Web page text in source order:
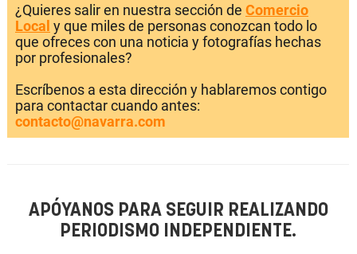
¿Quieres salir en nuestra sección de Comercio
Local y que miles de personas conozcan todo lo
que ofreces con una noticia y fotografías hechas
por profesionales?
Escríbenos a esta dirección y hablaremos contigo
para contactar cuando antes:
contacto@navarra.com
APÓYANOS PARA SEGUIR REALIZANDO
PERIODISMO INDEPENDIENTE.